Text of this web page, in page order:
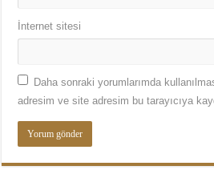
İnternet sitesi
Daha sonraki yorumlarımda
adresim ve site adresim bu tarayıcıya